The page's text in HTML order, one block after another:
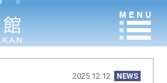
NEWS
2025.12.12